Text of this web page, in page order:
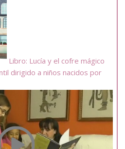
Libro: Lucía y el cofre mágico
dirigido a niños nacidos por